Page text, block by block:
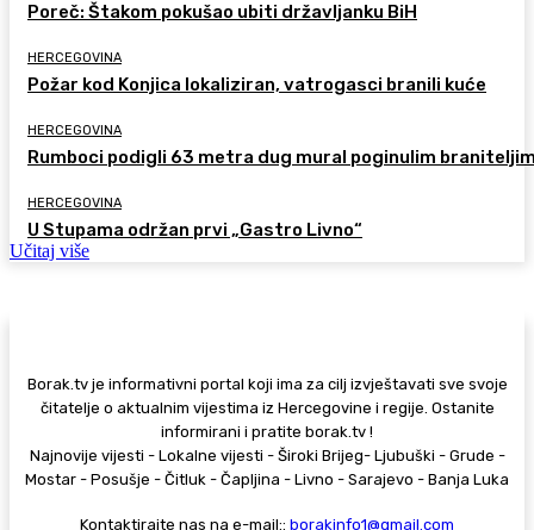
Poreč: Štakom pokušao ubiti državljanku BiH
HERCEGOVINA
Požar kod Konjica lokaliziran, vatrogasci branili kuće
HERCEGOVINA
Rumboci podigli 63 metra dug mural poginulim
HERCEGOVINA
U Stupama održan prvi „Gastro Livno“
Učitaj više
Borak.tv je informativni portal koji ima za cilj izvještavati sve svoje
čitatelje o aktualnim vijestima iz Hercegovine i regije. Ostanite
informirani i pratite borak.tv !
Najnovije vijesti - Lokalne vijesti - Široki Brijeg- Ljubuški - Grude -
Mostar - Posušje - Čitluk - Čapljina - Livno - Sarajevo - Banja Luka
Kontaktirajte nas na e-mail:: borakinfo1@gmail.com